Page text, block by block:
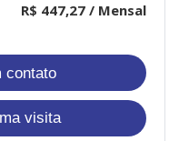
R$ 447,27 / Mensal
contato
visita